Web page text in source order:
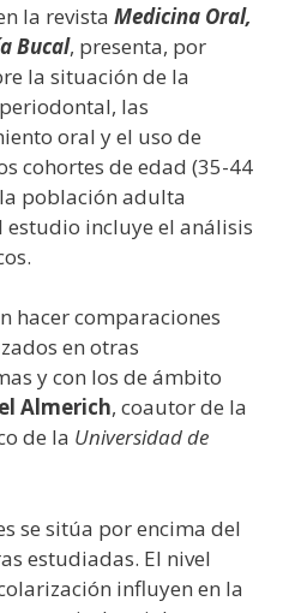
la revista Medicina Oral,
Bucal, presenta, por
la situación de la
las
oral y el uso de
cohortes de edad (35-44
población adulta
estudio incluye el análisis
hacer comparaciones
en otras
y con los de ámbito
Almerich, coautor de la
de la Universidad de
se sitúa por encima del
estudiadas. El nivel
influyen en la